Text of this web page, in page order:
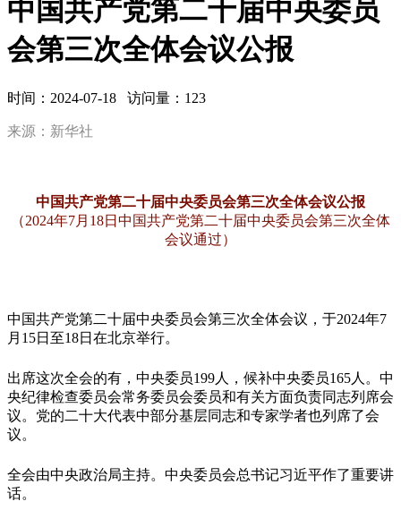
中国共产党第二十届中央委员
会第三次全体会议公报
时间：2024-07-18 访问量：123
来源：新华社
中国共产党第二十届中央委员会第三次全体会议公报
（2024年7月18日中国共产党第二十届中央委员会第三次全体
会议通过）
中国共产党第二十届中央委员会第三次全体会议，于2024年7
月15日至18日在北京举行。
出席这次全会的有，中央委员199人，候补中央委员165人。中
央纪律检查委员会常务委员会委员和有关方面负责同志列席会
议。党的二十大代表中部分基层同志和专家学者也列席了会
议。
全会由中央政治局主持。中央委员会总书记习近平作了重要讲
话。